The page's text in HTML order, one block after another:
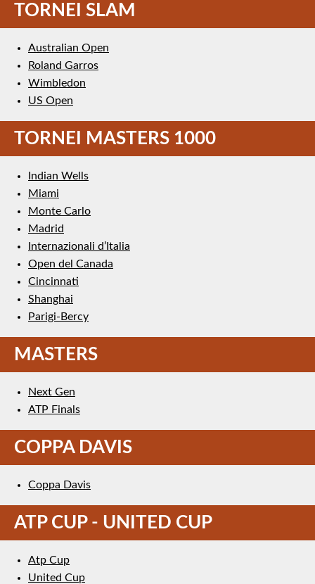
TORNEI SLAM
Australian Open
Roland Garros
Wimbledon
US Open
TORNEI MASTERS 1000
Indian Wells
Miami
Monte Carlo
Madrid
Internazionali d’Italia
Open del Canada
Cincinnati
Shanghai
Parigi-Bercy
MASTERS
Next Gen
ATP Finals
COPPA DAVIS
Coppa Davis
ATP CUP - UNITED CUP
Atp Cup
United Cup